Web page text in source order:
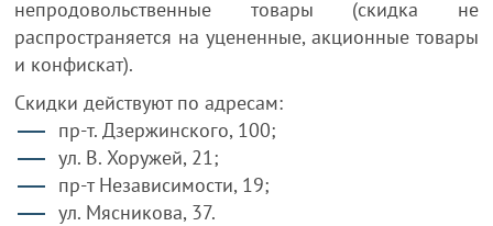
непродовольственные товары (скидка не
распространяется на уцененные, акционные товары
и конфискат).
Скидки действуют по адресам:
пр-т. Дзержинского, 100;
ул. В. Хоружей, 21;
пр-т Независимости, 19;
ул. Мясникова, 37.